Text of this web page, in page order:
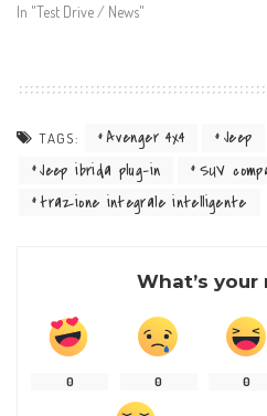
In "Test Drive / News"
TAGS: Avenger 4x4 Jeep
Jeep ibrida plug-in
SUV
trazione integrale intelligente
What’s your
0 0 0